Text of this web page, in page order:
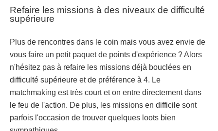
Refaire les missions à des niveaux de difficulté
supérieure
Plus de rencontres dans le coin mais vous avez envie de
vous faire un petit paquet de points d'expérience ? Alors
n'hésitez pas à refaire les missions déjà bouclées en
difficulté supérieure et de préférence à 4. Le
matchmaking est très court et on entre directement dans
le feu de l'action. De plus, les missions en difficile sont
parfois l'occasion de trouver quelques loots bien